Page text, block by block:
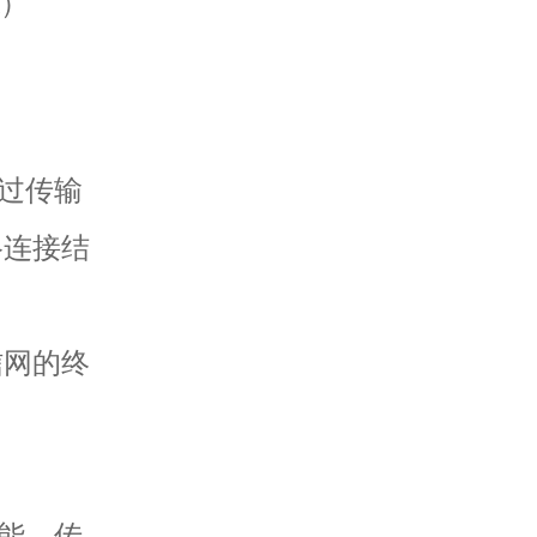
传输
接结
的终